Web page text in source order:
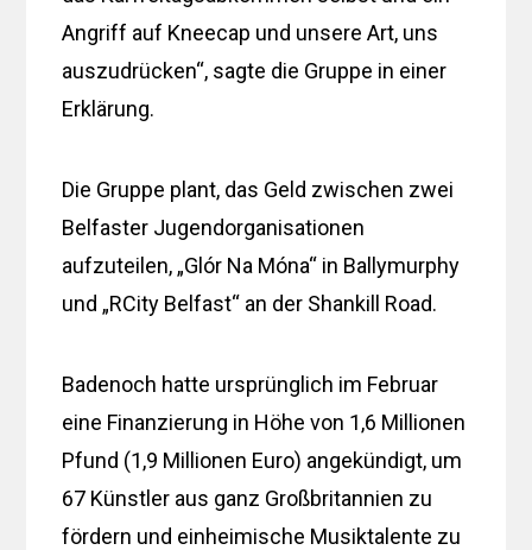
Angriff auf Kneecap und unsere Art, uns
auszudrücken“, sagte die Gruppe in einer
Erklärung.
Die Gruppe plant, das Geld zwischen zwei
Belfaster Jugendorganisationen
aufzuteilen, „Glór Na Móna“ in Ballymurphy
und „RCity Belfast“ an der Shankill Road.
Badenoch hatte ursprünglich im Februar
eine Finanzierung in Höhe von 1,6 Millionen
Pfund (1,9 Millionen Euro) angekündigt, um
67 Künstler aus ganz Großbritannien zu
fördern und einheimische Musiktalente zu